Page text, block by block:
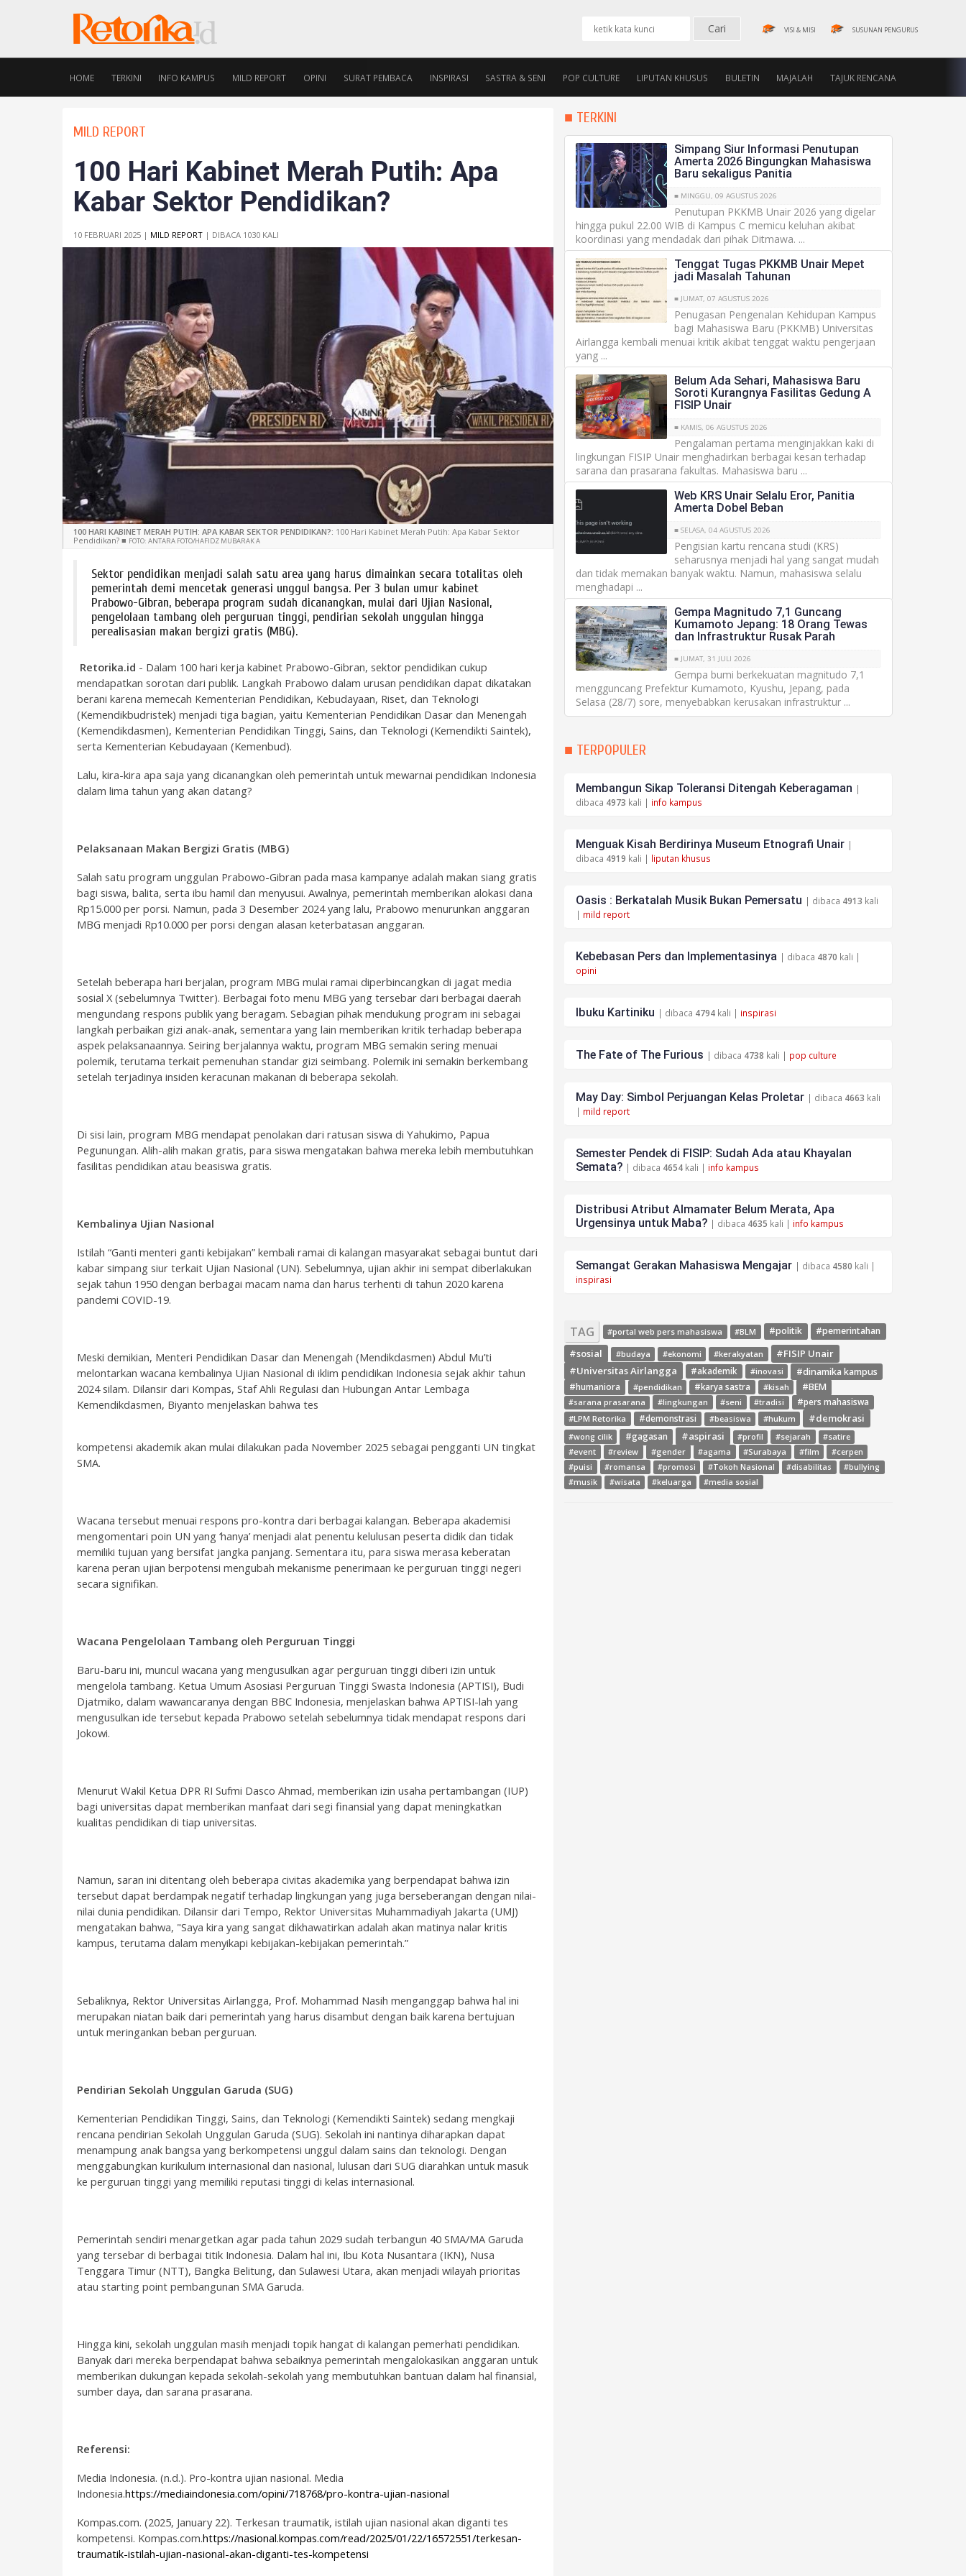
VISI & MISI SUSUNAN PENGURUS
HOME TERKINI INFO KAMPUS MILD REPORT OPINI SURAT PEMBACA INSPIRASI SASTRA & SENI POP CULTURE LIPUTAN KHUSUS BULETIN MAJALAH TAJUK RENCANA
MILD REPORT
100 Hari Kabinet Merah Putih: Apa
Kabar Sektor Pendidikan?
10 FEBRUARI 2025 | MILD REPORT | DIBACA 1030 KALI
100 HARI KABINET MERAH PUTIH: APA KABAR SEKTOR PENDIDIKAN?: 100 Hari Kabinet Merah Putih: Apa Kabar Sektor
Pendidikan? ■ FOTO: ANTARA FOTO/HAFIDZ MUBARAK A
Sektor pendidikan menjadi salah satu area yang harus dimainkan secara totalitas oleh
pemerintah demi mencetak generasi unggul bangsa. Per 3 bulan umur kabinet
Prabowo-Gibran, beberapa program sudah dicanangkan, mulai dari Ujian Nasional,
pengelolaan tambang oleh perguruan tinggi, pendirian sekolah unggulan hingga
perealisasian makan bergizi gratis (MBG).
Retorika.id - Dalam 100 hari kerja kabinet Prabowo-Gibran, sektor pendidikan cukup
mendapatkan sorotan dari publik. Langkah Prabowo dalam urusan pendidikan dapat dikatakan
berani karena memecah Kementerian Pendidikan, Kebudayaan, Riset, dan Teknologi
(Kemendikbudristek) menjadi tiga bagian, yaitu Kementerian Pendidikan Dasar dan Menengah
(Kemendikdasmen), Kementerian Pendidikan Tinggi, Sains, dan Teknologi (Kemendikti Saintek),
serta Kementerian Kebudayaan (Kemenbud).
Lalu, kira-kira apa saja yang dicanangkan oleh pemerintah untuk mewarnai pendidikan Indonesia
dalam lima tahun yang akan datang?
Pelaksanaan Makan Bergizi Gratis (MBG)
Salah satu program unggulan Prabowo-Gibran pada masa kampanye adalah makan siang gratis
bagi siswa, balita, serta ibu hamil dan menyusui. Awalnya, pemerintah memberikan alokasi dana
Rp15.000 per porsi. Namun, pada 3 Desember 2024 yang lalu, Prabowo menurunkan anggaran
MBG menjadi Rp10.000 per porsi dengan alasan keterbatasan anggaran.
Setelah beberapa hari berjalan, program MBG mulai ramai diperbincangkan di jagat media
sosial X (sebelumnya Twitter). Berbagai foto menu MBG yang tersebar dari berbagai daerah
mengundang respons publik yang beragam. Sebagian pihak mendukung program ini sebagai
langkah perbaikan gizi anak-anak, sementara yang lain memberikan kritik terhadap beberapa
aspek pelaksanaannya. Seiring berjalannya waktu, program MBG semakin sering menuai
polemik, terutama terkait pemenuhan standar gizi seimbang. Polemik ini semakin berkembang
setelah terjadinya insiden keracunan makanan di beberapa sekolah.
Di sisi lain, program MBG mendapat penolakan dari ratusan siswa di Yahukimo, Papua
Pegunungan. Alih-alih makan gratis, para siswa mengatakan bahwa mereka lebih membutuhkan
fasilitas pendidikan atau beasiswa gratis.
Kembalinya Ujian Nasional
Istilah “Ganti menteri ganti kebijakan” kembali ramai di kalangan masyarakat sebagai buntut dari
kabar simpang siur terkait Ujian Nasional (UN). Sebelumnya, ujian akhir ini sempat diberlakukan
sejak tahun 1950 dengan berbagai macam nama dan harus terhenti di tahun 2020 karena
pandemi COVID-19.
Meski demikian, Menteri Pendidikan Dasar dan Menengah (Mendikdasmen) Abdul Mu’ti
melontarkan wacana kembalinya Ujian Nasional di iklim pendidikan Indonesia sejak akhir tahun
2024 silam. Dilansir dari Kompas, Staf Ahli Regulasi dan Hubungan Antar Lembaga
Kemendikdasmen, Biyanto menjelaskan bahwa tes
kompetensi akademik akan mulai dilakukan pada November 2025 sebagai pengganti UN tingkat
SMA.
Wacana tersebut menuai respons pro-kontra dari berbagai kalangan. Beberapa akademisi
mengomentari poin UN yang ‘hanya’ menjadi alat penentu kelulusan peserta didik dan tidak
memiliki tujuan yang bersifat jangka panjang. Sementara itu, para siswa merasa keberatan
karena peran ujian berpotensi mengubah mekanisme penerimaan ke perguruan tinggi negeri
secara signifikan.
Wacana Pengelolaan Tambang oleh Perguruan Tinggi
Baru-baru ini, muncul wacana yang mengusulkan agar perguruan tinggi diberi izin untuk
mengelola tambang. Ketua Umum Asosiasi Perguruan Tinggi Swasta Indonesia (APTISI), Budi
Djatmiko, dalam wawancaranya dengan BBC Indonesia, menjelaskan bahwa APTISI-lah yang
mengusulkan ide tersebut kepada Prabowo setelah sebelumnya tidak mendapat respons dari
Jokowi.
Menurut Wakil Ketua DPR RI Sufmi Dasco Ahmad, memberikan izin usaha pertambangan (IUP)
bagi universitas dapat memberikan manfaat dari segi finansial yang dapat meningkatkan
kualitas pendidikan di tiap universitas.
Namun, saran ini ditentang oleh beberapa civitas akademika yang berpendapat bahwa izin
tersebut dapat berdampak negatif terhadap lingkungan yang juga berseberangan dengan nilai-
nilai dunia pendidikan. Dilansir dari Tempo, Rektor Universitas Muhammadiyah Jakarta (UMJ)
mengatakan bahwa, "Saya kira yang sangat dikhawatirkan adalah akan matinya nalar kritis
kampus, terutama dalam menyikapi kebijakan-kebijakan pemerintah.”
Sebaliknya, Rektor Universitas Airlangga, Prof. Mohammad Nasih menganggap bahwa hal ini
merupakan niatan baik dari pemerintah yang harus disambut dengan baik karena bertujuan
untuk meringankan beban perguruan.
Pendirian Sekolah Unggulan Garuda (SUG)
Kementerian Pendidikan Tinggi, Sains, dan Teknologi (Kemendikti Saintek) sedang mengkaji
rencana pendirian Sekolah Unggulan Garuda (SUG). Sekolah ini nantinya diharapkan dapat
menampung anak bangsa yang berkompetensi unggul dalam sains dan teknologi. Dengan
menggabungkan kurikulum internasional dan nasional, lulusan dari SUG diarahkan untuk masuk
ke perguruan tinggi yang memiliki reputasi tinggi di kelas internasional.
Pemerintah sendiri menargetkan agar pada tahun 2029 sudah terbangun 40 SMA/MA Garuda
yang tersebar di berbagai titik Indonesia. Dalam hal ini, Ibu Kota Nusantara (IKN), Nusa
Tenggara Timur (NTT), Bangka Belitung, dan Sulawesi Utara, akan menjadi wilayah prioritas
atau starting point pembangunan SMA Garuda.
Hingga kini, sekolah unggulan masih menjadi topik hangat di kalangan pemerhati pendidikan.
Banyak dari mereka berpendapat bahwa sebaiknya pemerintah mengalokasikan anggaran untuk
memberikan dukungan kepada sekolah-sekolah yang membutuhkan bantuan dalam hal finansial,
sumber daya, dan sarana prasarana.
Referensi:
Media Indonesia. (n.d.). Pro-kontra ujian nasional. Media
Indonesia.https://mediaindonesia.com/opini/718768/pro-kontra-ujian-nasional
Kompas.com. (2025, January 22). Terkesan traumatik, istilah ujian nasional akan diganti tes
kompetensi. Kompas.com.https://nasional.kompas.com/read/2025/01/22/16572551/terkesan-
traumatik-istilah-ujian-nasional-akan-diganti-tes-kompetensi
■ TERKINI
Simpang Siur Informasi Penutupan
Amerta 2026 Bingungkan Mahasiswa
Baru sekaligus Panitia
■ MINGGU, 09 AGUSTUS 2026
Penutupan PKKMB Unair 2026 yang digelar
hingga pukul 22.00 WIB di Kampus C memicu keluhan akibat
koordinasi yang mendadak dari pihak Ditmawa. ...
Tenggat Tugas PKKMB Unair Mepet
jadi Masalah Tahunan
■ JUMAT, 07 AGUSTUS 2026
Penugasan Pengenalan Kehidupan Kampus
bagi Mahasiswa Baru (PKKMB) Universitas
Airlangga kembali menuai kritik akibat tenggat waktu pengerjaan
yang ...
Belum Ada Sehari, Mahasiswa Baru
Soroti Kurangnya Fasilitas Gedung A
FISIP Unair
■ KAMIS, 06 AGUSTUS 2026
Pengalaman pertama menginjakkan kaki di
lingkungan FISIP Unair menghadirkan berbagai kesan terhadap
sarana dan prasarana fakultas. Mahasiswa baru ...
Web KRS Unair Selalu Eror, Panitia
Amerta Dobel Beban
■ SELASA, 04 AGUSTUS 2026
Pengisian kartu rencana studi (KRS)
seharusnya menjadi hal yang sangat mudah
dan tidak memakan banyak waktu. Namun, mahasiswa selalu
menghadapi ...
Gempa Magnitudo 7,1 Guncang
Kumamoto Jepang: 18 Orang Tewas
dan Infrastruktur Rusak Parah
■ JUMAT, 31 JULI 2026
Gempa bumi berkekuatan magnitudo 7,1
mengguncang Prefektur Kumamoto, Kyushu, Jepang, pada
Selasa (28/7) sore, menyebabkan kerusakan infrastruktur ...
■ TERPOPULER
Membangun Sikap Toleransi Ditengah Keberagaman |
dibaca 4973 kali | info kampus
Menguak Kisah Berdirinya Museum Etnografi Unair |
dibaca 4919 kali | liputan khusus
Oasis : Berkatalah Musik Bukan Pemersatu | dibaca 4913 kali
| mild report
Kebebasan Pers dan Implementasinya | dibaca 4870 kali |
opini
Ibuku Kartiniku | dibaca 4794kali | inspirasi
The Fate of The Furious | dibaca 4738 kali | pop culture
May Day: Simbol Perjuangan Kelas Proletar | dibaca 4663 kali
| mild report
Semester Pendek di FISIP: Sudah Ada atau Khayalan
Semata? | dibaca 4654kali | info kampus
Distribusi Atribut Almamater Belum Merata, Apa
Urgensinya untuk Maba? | dibaca 4635 kali | info kampus
Semangat Gerakan Mahasiswa Mengajar | dibaca 4580 kali |
inspirasi
TAG #portal web pers mahasiswa #BLM #politik #pemerintahan
#sosial #budaya #ekonomi #kerakyatan
#FISIP Unair
#Universitas Airlangga
#akademik #inovasi #dinamika kampus
#humaniora #pendidikan #karya sastra #kisah #BEM
#sarana prasarana #lingkungan #seni #tradisi
#pers mahasiswa
#LPM Retorika
#demonstrasi #beasiswa #hukum #demokrasi
#wong cilik #gagasan #aspirasi #profil #sejarah #satire
#event #review #gender #agama #Surabaya #film
#cerpen
#puisi
#romansa #promosi #Tokoh Nasional #disabilitas
#bullying
#musik
#wisata #keluarga #media sosial